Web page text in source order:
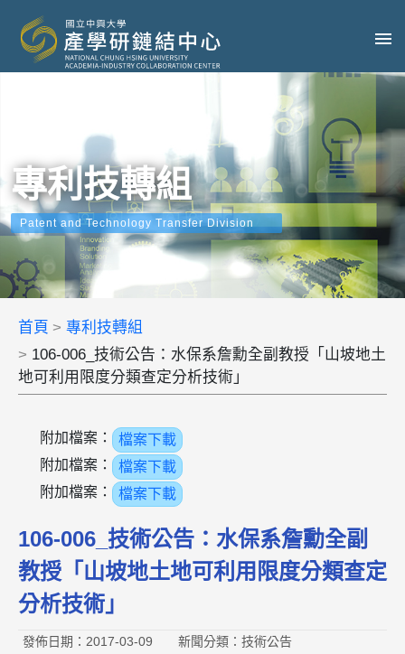
專利技轉組
Patent and Technology Transfer Division
首頁
專利技轉組
106-006_技術公告：水保系詹勳全副教授「山坡地土
地可利用限度分類查定分析技術」
附加檔案：
檔案下載
附加檔案：
檔案下載
附加檔案：
檔案下載
106-006_技術公告：水保系詹勳全副
教授「山坡地土地可利用限度分類查定
分析技術」
發佈日期：2017-03-09 新聞分類：技術公告